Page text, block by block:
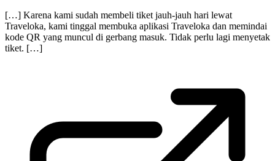
[…] Karena kami sudah membeli tiket jauh-jauh hari lewat
Traveloka, kami tinggal membuka aplikasi Traveloka dan memindai
kode QR yang muncul di gerbang masuk. Tidak perlu lagi menyetak
tiket. […]